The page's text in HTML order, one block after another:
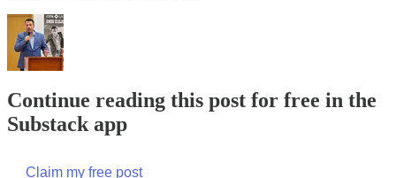
Continue reading this post for free in the
Substack app
Claim my free post